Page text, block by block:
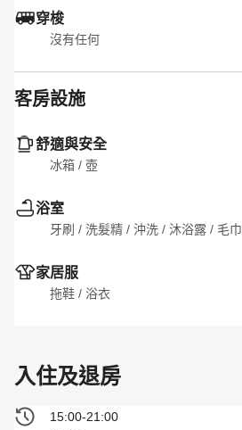
穿梭
沒有任何
客房設施
舒適與安全
冰箱 / 壺
浴室
牙刷 / 洗髮精 / 沖洗 / 沐浴露 / 毛巾
家居服
拖鞋 / 浴衣
入住及退房
15:00-21:00